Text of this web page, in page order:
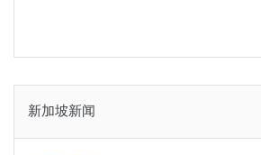
新加坡新闻